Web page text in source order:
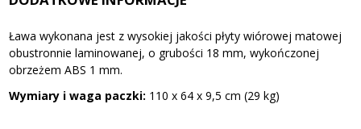
Ława wykonana jest z wysokiej jakości płyty wiórowej matowej
obustronnie laminowanej, o grubości 18 mm, wykończonej
obrzeżem ABS 1 mm.
Wymiary i waga paczki: 110 x 64 x 9,5 cm (29 kg)